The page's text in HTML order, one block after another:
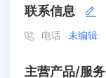
联系信息
电话 未编辑
主营产品/服务